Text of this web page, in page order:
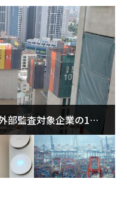
部監査対象企業の1割
2.8倍増